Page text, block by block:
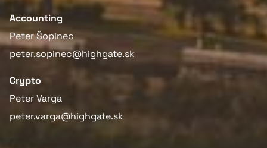
Accounting
Peter Šopinec
peter.sopinec@highgate.sk
Crypto
Peter Varga
peter.varga@highgate.sk